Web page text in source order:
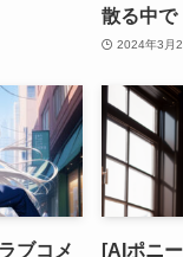
散る中で
2024年3月
ブコメ
[AIポニ